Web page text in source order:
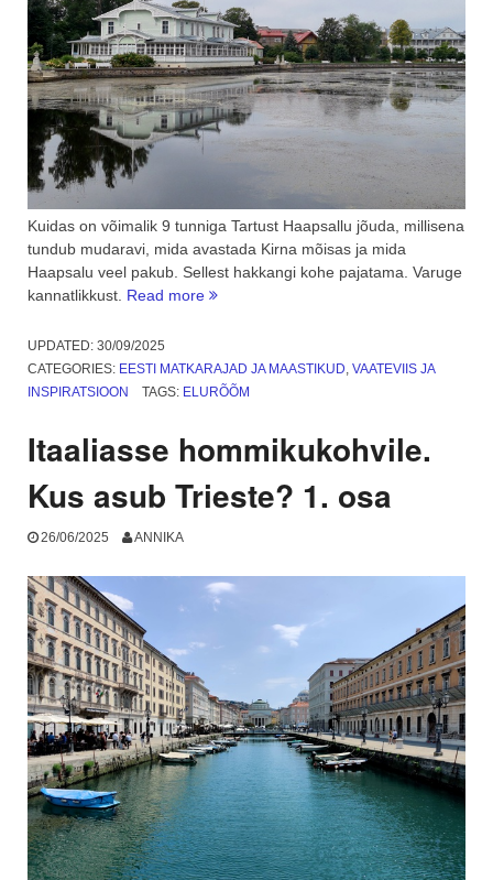
Kuidas on võimalik 9 tunniga Tartust Haapsallu jõuda, millisena
tundub mudaravi, mida avastada Kirna mõisas ja mida
Haapsalu veel pakub. Sellest hakkangi kohe pajatama. Varuge
kannatlikkust. Read more “Mudaravi
alasti
avalikus
UPDATED: 30/09/2025
CATEGORIES: EESTI MATKARAJAD JA MAASTIKUD, VAATEVIIS JA
INSPIRATSIOON
TAGS: ELURÕÕM
Itaaliasse hommikukohvile.
Kus asub Trieste? 1. osa
26/06/2025 ANNIKA